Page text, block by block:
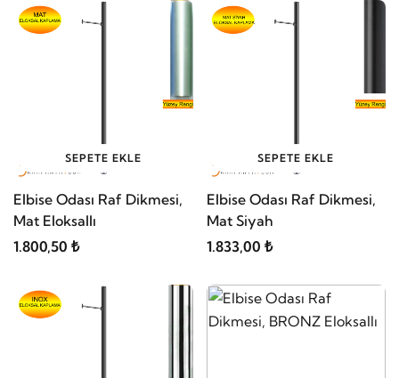
SEPETE EKLE
Elbise Odası Raf Dikmesi,
Mat Eloksallı
1.800,50 ₺
SEPETE EKLE
Elbise Odası Raf Dikmesi,
Mat Siyah
1.833,00 ₺